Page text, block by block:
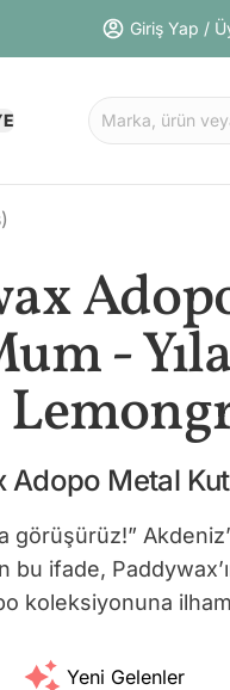
Giriş Yap /
-
Adopo Metal
görüşürüz!”
bu ifade,
koleksiyonuna
Yeni Gelenler